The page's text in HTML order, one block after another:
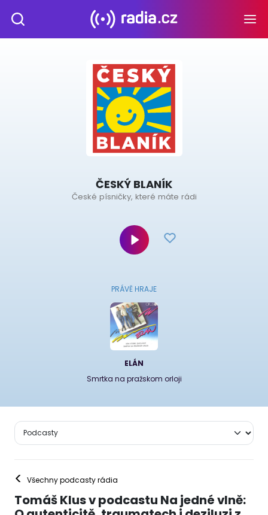
ČESKÝ BLANÍK
České písničky, které máte rádi
PRÁVĚ HRAJE
ELÁN
Smrtka na pražskom orloji
< Všechny podcasty rádia
Tomáš Klus v podcastu Na jedné vlně: